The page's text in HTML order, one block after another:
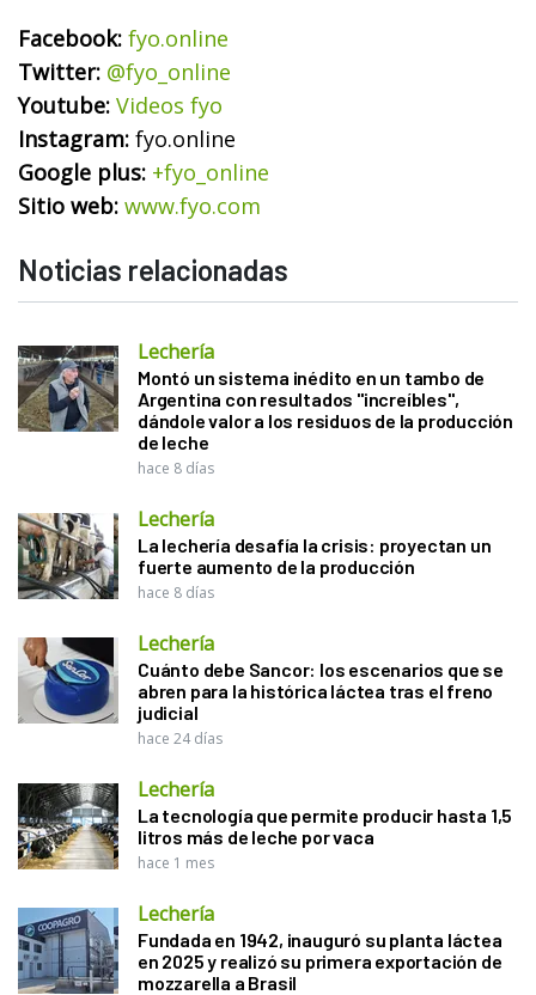
Facebook: fyo.online
Twitter: @fyo_online
Youtube: Videos fyo
Instagram: fyo.online
Google plus: +fyo_online
Sitio web: www.fyo.com
Noticias relacionadas
Lechería
Montó un sistema inédito en un tambo de
Argentina con resultados "increíbles",
dándole valor a los residuos de la producción
de leche
hace 8 días
Lechería
La lechería desafía la crisis: proyectan un
fuerte aumento de la producción
hace 8 días
Lechería
Cuánto debe Sancor: los escenarios que se
abren para la histórica láctea tras el freno
judicial
hace 24 días
Lechería
La tecnología que permite producir hasta 1,5
litros más de leche por vaca
hace 1 mes
Lechería
Fundada en 1942, inauguró su planta láctea
en 2025 y realizó su primera exportación de
mozzarella a Brasil